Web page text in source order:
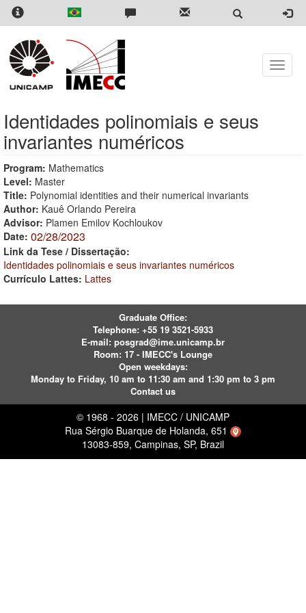
Skip
content
Toggle
Identidades polinomiais e seus
invariantes numéricos
Program: Mathematics
Level: Master
Title: Polynomial identities and their numerical invariants
Author: Kauê Orlando Pereira
Advisor: Plamen Emilov Kochloukov
Date: 02/28/2023
Link da Tese / Dissertação:
Identidades polinomiais e seus invariantes numéricos
Currículo Lattes: Lattes
Graduate Office:
Telephone: +55 19 3521-5933
E-mail: posgrad@ime.unicamp.br
Room: 17 - IMECC's Lounge
Open weekdays:
Monday to Friday, 10 am to 11:30 am and 1:30 pm to 3 pm
Contact us
© 1968 - 2026 | IMECC / UNICAMP
Rua Sérgio Buarque de Holanda, 651
13083-859, Campinas, SP, Brazil